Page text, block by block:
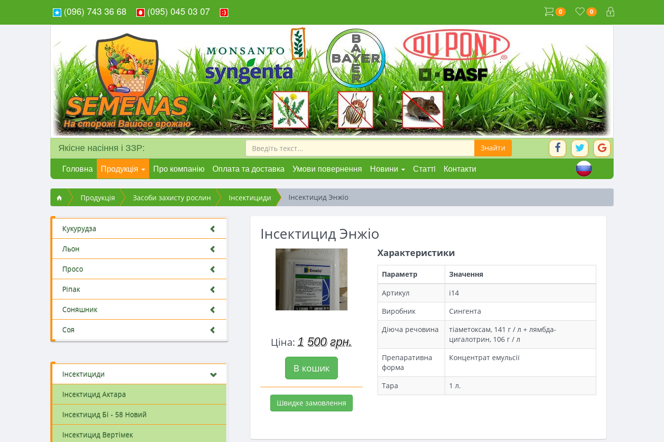
0
0
(096) 743 36 68 (095) 045 03 07
Якісне насіння і ЗЗР:
Головна Продукція Про компанію Оплата та доставка Умови повернення Новини Статтi Контакти
Продукція Засоби захисту рослин Інсектициди Інсектицид Энжіо
Кукурудза
Льон
Просо
Ріпак
Соняшник
Соя
Інсектициди
Інсектицид Актара
Інсектицид Бі - 58 Новий
Інсектицид Вертімек
Інсектицид Энжіо
Ціна: 1 500 грн.
В кошик
Швидке замовлення
Характеристики
Параметр
Значення
Артикул
i14
Виробник
Сингента
Діюча речовина
тіаметоксам, 141 г / л + лямбда-
цигалотрин, 106 г / л
Препаративна
форма
Концентрат емульсії
Тара 1 л.